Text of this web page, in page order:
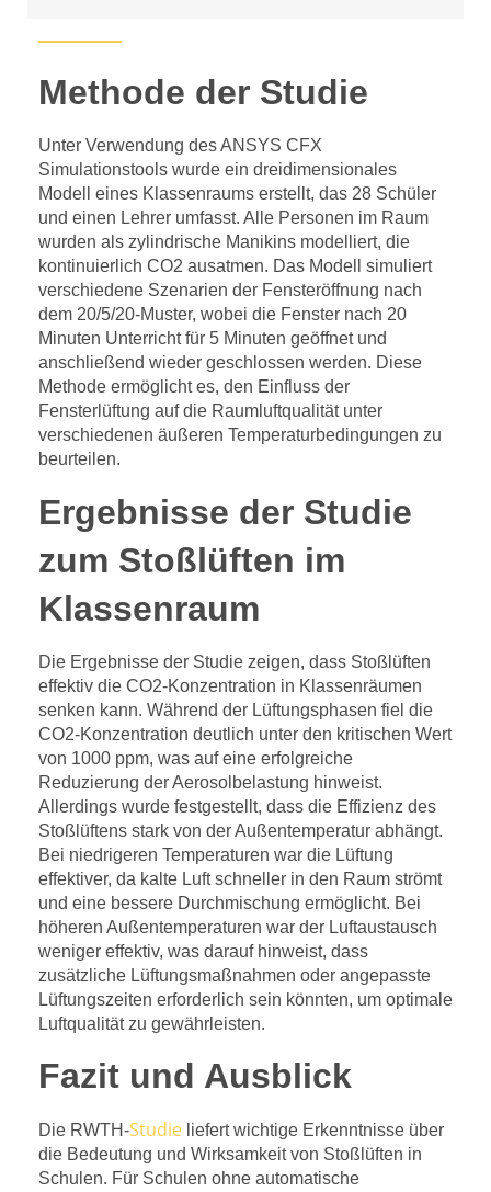
Methode der Studie
Unter Verwendung des ANSYS CFX
Simulationstools wurde ein dreidimensionales
Modell eines Klassenraums erstellt, das 28 Schüler
und einen Lehrer umfasst. Alle Personen im Raum
wurden als zylindrische Manikins modelliert, die
kontinuierlich CO2 ausatmen. Das Modell simuliert
verschiedene Szenarien der Fensteröffnung nach
dem 20/5/20-Muster, wobei die Fenster nach 20
Minuten Unterricht für 5 Minuten geöffnet und
anschließend wieder geschlossen werden. Diese
Methode ermöglicht es, den Einfluss der
Fensterlüftung auf die Raumluftqualität unter
verschiedenen äußeren Temperaturbedingungen zu
beurteilen.
Ergebnisse der Studie
zum Stoßlüften im
Klassenraum
Die Ergebnisse der Studie zeigen, dass Stoßlüften
effektiv die CO2-Konzentration in Klassenräumen
senken kann. Während der Lüftungsphasen fiel die
CO2-Konzentration deutlich unter den kritischen Wert
von 1000 ppm, was auf eine erfolgreiche
Reduzierung der Aerosolbelastung hinweist.
Allerdings wurde festgestellt, dass die Effizienz des
Stoßlüftens stark von der Außentemperatur abhängt.
Bei niedrigeren Temperaturen war die Lüftung
effektiver, da kalte Luft schneller in den Raum strömt
und eine bessere Durchmischung ermöglicht. Bei
höheren Außentemperaturen war der Luftaustausch
weniger effektiv, was darauf hinweist, dass
zusätzliche Lüftungsmaßnahmen oder angepasste
Lüftungszeiten erforderlich sein könnten, um optimale
Luftqualität zu gewährleisten.
Fazit und Ausblick
Die RWTH-Studie liefert wichtige Erkenntnisse über
die Bedeutung und Wirksamkeit von Stoßlüften in
Schulen. Für Schulen ohne automatische